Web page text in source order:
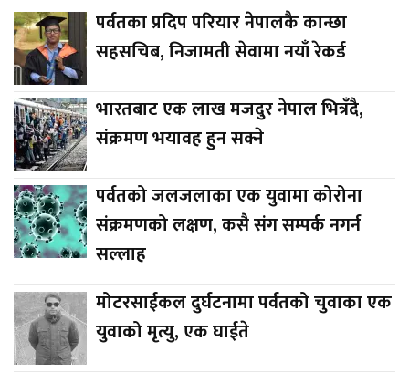
पर्वतका प्रदिप परियार नेपालकै कान्छा
सहसचिब, निजामती सेवामा नयाँ रेकर्ड
भारतबाट एक लाख मजदुर नेपाल भित्रँदै,
संक्रमण भयावह हुन सक्ने
पर्वतको जलजलाका एक युवामा कोरोना
संक्रमणको लक्षण, कसै संग सम्पर्क नगर्न
सल्लाह
मोटरसाईकल दुर्घटनामा पर्वतको चुवाका एक
युवाको मृत्यु, एक घाईते